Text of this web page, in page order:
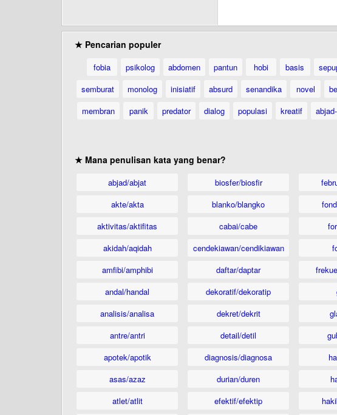
★ Pencarian populer
fobia psikolog abdomen pantun hobi basis
semburat
monolog inisiatif absurd senandika novel
membran
panik predator dialog populasi kreatif
★ Mana penulisan kata yang benar?
abjad/abjat
akte/akta
aktivitas/aktifitas
akidah/aqidah
amfibi/amphibi
andal/handal
analisis/analisa
antre/antri
apotek/apotik
asas/azaz
atlet/atlit
biosfer/biosfir
blanko/blangko
cabai/cabe
cendekiawan/cendikiawan
daftar/daptar
dekoratif/dekoratip
dekret/dekrit
detail/detil
diagnosis/diagnosa
durian/duren
efektif/efektip